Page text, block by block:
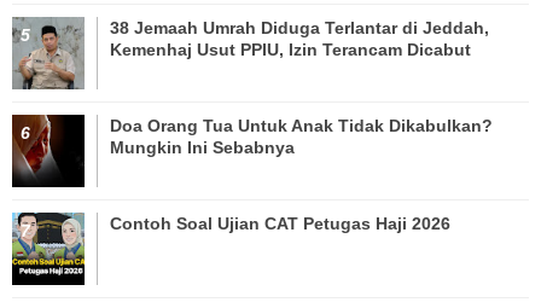
38 Jemaah Umrah Diduga Terlantar di Jeddah,
Kemenhaj Usut PPIU, Izin Terancam Dicabut
Doa Orang Tua Untuk Anak Tidak Dikabulkan?
Mungkin Ini Sebabnya
Contoh Soal Ujian CAT Petugas Haji 2026